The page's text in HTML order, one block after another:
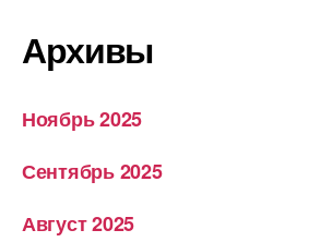
Архивы
Ноябрь 2025
Сентябрь 2025
Август 2025